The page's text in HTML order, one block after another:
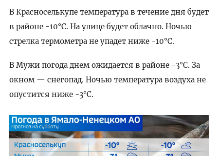
В Красноселькупе температура в течение дня будет
в районе -10°C. На улице будет облачно. Ночью
стрелка термометра не упадет ниже -10°C.
В Мужи погода днем ожидается в районе -3°C. За
окном — снегопад. Ночью температура воздуха не
опустится ниже -3°C.